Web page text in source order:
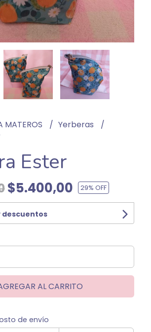
MATEROS
Yerberas
Ester
$5.400,00 29% OFF
descuentos
AL CARRITO
de envío